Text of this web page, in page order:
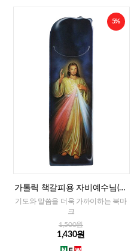
5%
가톨릭 책갈피용 자비예수님(이
태리)
기도와 말씀을 더욱 가까이하는 북마
크
1,500원
1,430원